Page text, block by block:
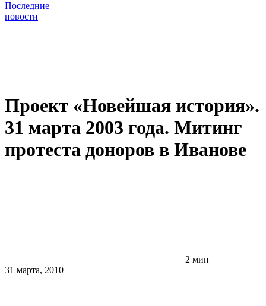
Последние
новости
Проект «Новейшая история».
31 марта 2003 года. Митинг
протеста доноров в Иванове
2 мин
31 марта, 2010